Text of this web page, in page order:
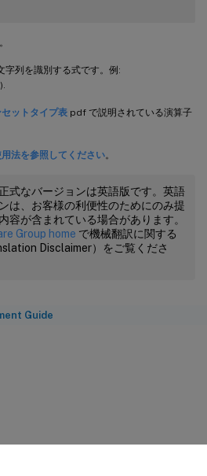
字列を識別する式です。例:
ットタイプ表pdf で説明されている演算子
法を参照してください。
式なバージョンは英語版です。英語
は、お客様の利便性のためにのみ提
容が含まれている場合があります。
Group home で機械翻訳に関する
Disclaimer）をご覧くださ
Guide